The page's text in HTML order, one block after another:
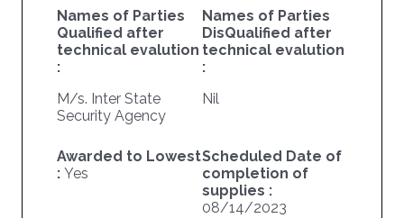
Names of Parties
Qualified after
technical evalution
:
M/s. Inter State
Security Agency
Names of Parties
DisQualified after
technical evalution
:
Nil
Awarded to Lowest
: Yes
Scheduled Date of
completion of
supplies :
08/14/2023